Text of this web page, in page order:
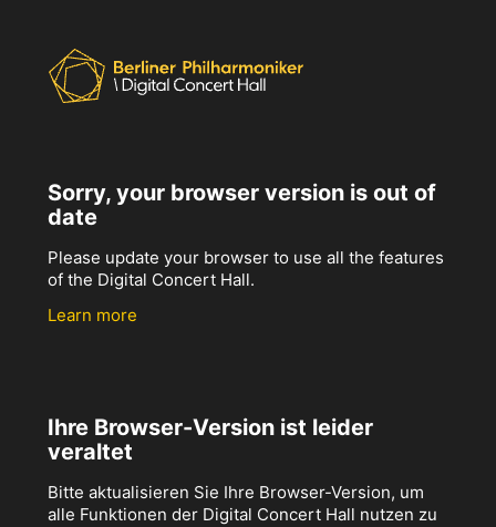
Sorry, your browser version is out of
date
Please update your browser to use all the features
of the Digital Concert Hall.
Learn more
Ihre Browser-Version ist leider
veraltet
Bitte aktualisieren Sie Ihre Browser-Version, um
alle Funktionen der Digital Concert Hall nutzen zu